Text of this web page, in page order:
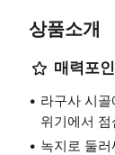
상품소개
매력포
라구사 시
위기에서
녹지로 둘